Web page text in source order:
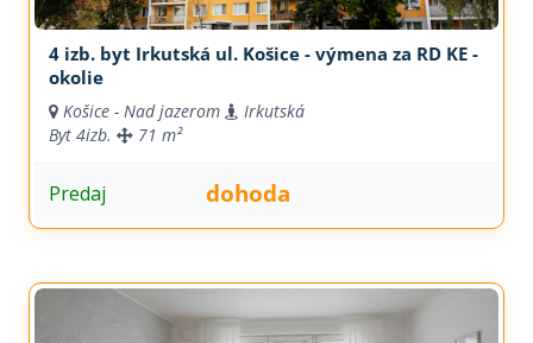
4 izb. byt Irkutská ul. Košice - výmena za RD KE -
okolie
Košice - Nad jazerom
Irkutská
Byt 4izb. 71 m²
Predaj dohoda